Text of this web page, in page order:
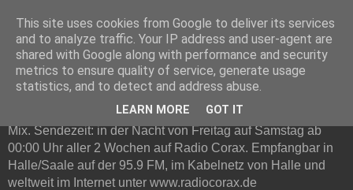
Technottic auf Radio Corax
Technottic ist eine Radioshow auf Radio Corax. Im
Mittelpunkt steht elektronische Musik. Neben Infos und
Neuvorstellungen gibt es in jeder Live-Sendung ein Gast DJ
Mix. Sendezeit: in der Nacht von Freitag auf Samstag ab
00:00 Uhr aller 2 Wochen auf Radio Corax. Empfangbar in
Halle/Saale auf der 95.9 FM, im Kabelnetz von Halle und
weltweit im Internet unter www.radiocorax.de
This site uses cookies from Google to deliver its services
and to analyze traffic. Your IP address and user-agent are
shared with Google along with performance and security
metrics to ensure quality of service, generate usage
statistics, and to detect and address abuse.
LEARN MORE GOT IT